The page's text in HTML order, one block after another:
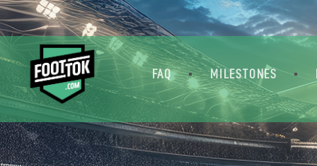
FAQ MILESTONES